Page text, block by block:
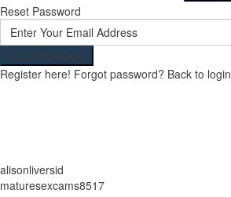
Reset Password
Reset Password
Register here! Forgot password? Back to login
alisonliversid
maturesexcams8517